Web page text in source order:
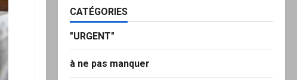
CATÉGORIES
"URGENT"
à ne pas manquer